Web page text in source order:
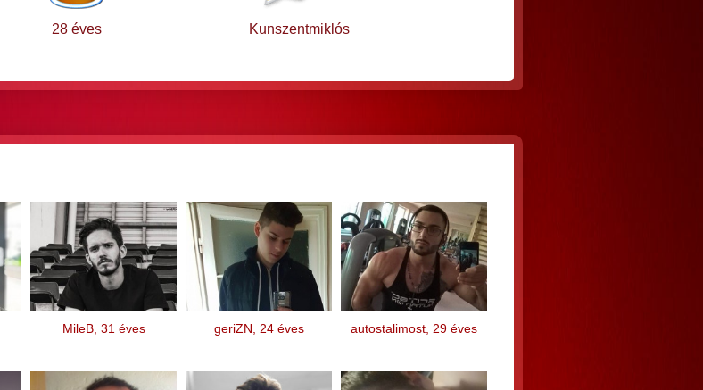
28 éves Kunszentmiklós
MileB, 31 éves geriZN, 24 éves autostalimost, 29 éves